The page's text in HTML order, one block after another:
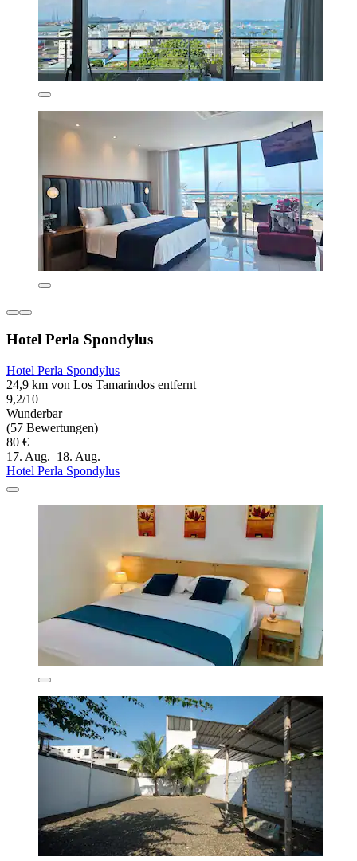
Hotel Perla Spondylus
Hotel Perla Spondylus
24,9 km von Los Tamarindos entfernt
9,2/10
Wunderbar
(57 Bewertungen)
80 €
17. Aug.–18. Aug.
Hotel Perla Spondylus